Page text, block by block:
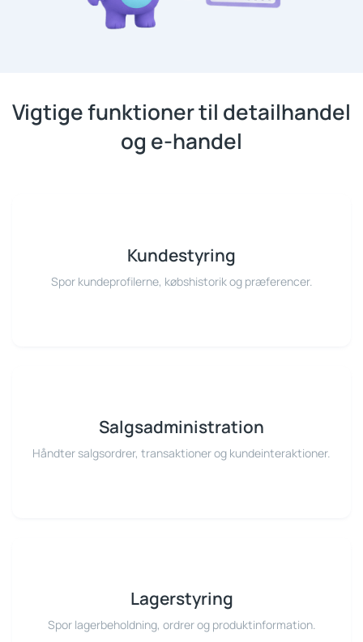
Vigtige funktioner til detailhandel
og e-handel
Kundestyring
Spor kundeprofilerne, købshistorik og præferencer.
Salgsadministration
Håndter salgsordrer, transaktioner og kundeinteraktioner.
Lagerstyring
Spor lagerbeholdning, ordrer og produktinformation.